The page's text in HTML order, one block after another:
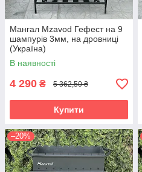
Мангал Mzavod Гефест на 9
шампурів 3мм, на дровниці
(Україна)
В наявності
4 290 ₴ 5 362,50 ₴
Купити
–20%